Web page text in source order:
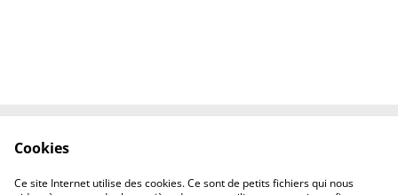
Le site de l'Artélys
confidentialité
Cookies
Ce site Internet utilise des cookies. Ce sont de petits fichiers qui nous